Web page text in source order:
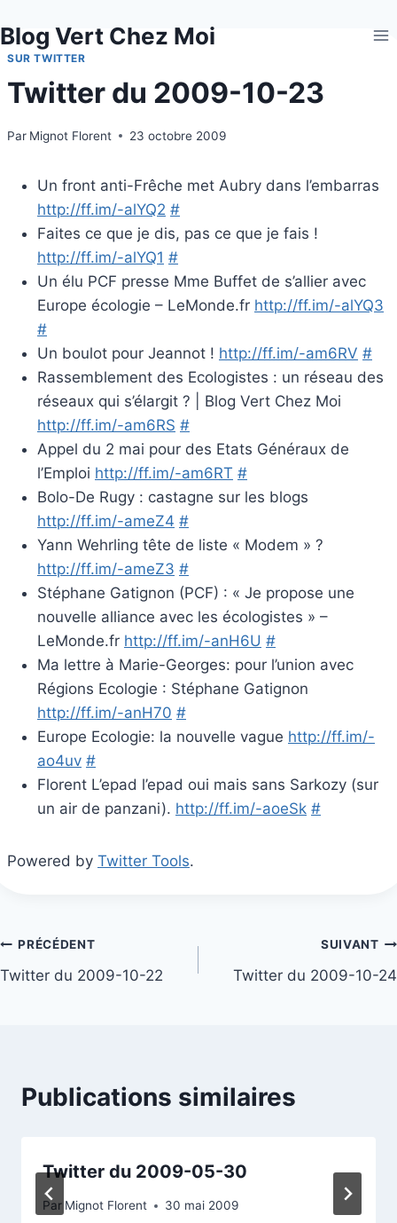
au
contenu
Blog Vert Chez Moi
SUR TWITTER
Twitter du 2009-10-23
Par Mignot Florent 23 octobre 2009
Un front anti-Frêche met Aubry dans l’embarras
http://ff.im/-alYQ2 #
Faites ce que je dis, pas ce que je fais !
http://ff.im/-alYQ1 #
Un élu PCF presse Mme Buffet de s’allier avec
Europe écologie – LeMonde.fr http://ff.im/-alYQ3
#
Un boulot pour Jeannot ! http://ff.im/-am6RV #
Rassemblement des Ecologistes : un réseau des
réseaux qui s’élargit ? | Blog Vert Chez Moi
http://ff.im/-am6RS #
Appel du 2 mai pour des Etats Généraux de
l’Emploi http://ff.im/-am6RT #
Bolo-De Rugy : castagne sur les blogs
http://ff.im/-ameZ4 #
Yann Wehrling tête de liste « Modem » ?
http://ff.im/-ameZ3 #
Stéphane Gatignon (PCF) : « Je propose une
nouvelle alliance avec les écologistes » –
LeMonde.fr http://ff.im/-anH6U #
Ma lettre à Marie-Georges: pour l’union avec
Régions Ecologie : Stéphane Gatignon
http://ff.im/-anH70 #
Europe Ecologie: la nouvelle vague http://ff.im/-
ao4uv #
Florent L’epad l’epad oui mais sans Sarkozy (sur
un air de panzani). http://ff.im/-aoeSk #
Powered by Twitter Tools.
Navigation
de
PRÉCÉDENT
Twitter du 2009-10-22
SUIVANT
Twitter du 2009-10-24
Publications similaires
Twitter du 2009-05-30
Par Mignot Florent 30 mai 2009